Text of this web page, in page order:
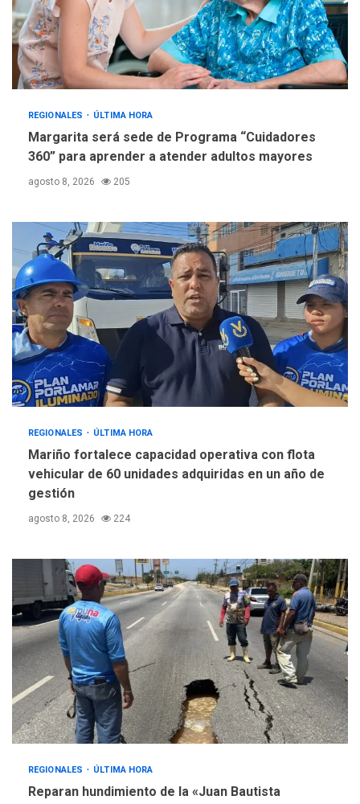
REGIONALES ÚLTIMA HORA
Margarita será sede de Programa “Cuidadores
360” para aprender a atender adultos mayores
agosto 8, 2026 205
REGIONALES ÚLTIMA HORA
Mariño fortalece capacidad operativa con flota
vehicular de 60 unidades adquiridas en un año de
gestión
agosto 8, 2026 224
REGIONALES ÚLTIMA HORA
Reparan hundimiento de la «Juan Bautista